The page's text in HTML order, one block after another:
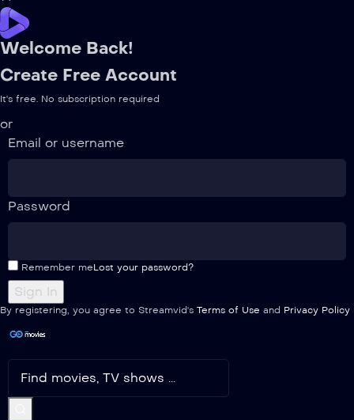
Welcome Back!
Create Free Account
It's free. No subscription required
or
Email or username
Password
Remember meLost your password?
By registering, you agree to Streamvid's Terms of Use and Privacy Policy